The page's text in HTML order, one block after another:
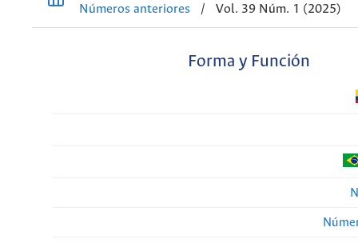
Números anteriores
/ Vol. 39 Núm. 1 (2025)
Forma y Función